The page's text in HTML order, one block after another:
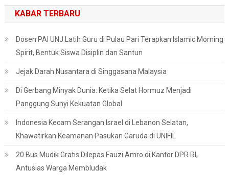
KABAR TERBARU
Dosen PAI UNJ Latih Guru di Pulau Pari Terapkan Islamic Morning
Spirit, Bentuk Siswa Disiplin dan Santun
Jejak Darah Nusantara di Singgasana Malaysia
Di Gerbang Minyak Dunia: Ketika Selat Hormuz Menjadi
Panggung Sunyi Kekuatan Global
Indonesia Kecam Serangan Israel di Lebanon Selatan,
Khawatirkan Keamanan Pasukan Garuda di UNIFIL
20 Bus Mudik Gratis Dilepas Fauzi Amro di Kantor DPR RI,
Antusias Warga Membludak